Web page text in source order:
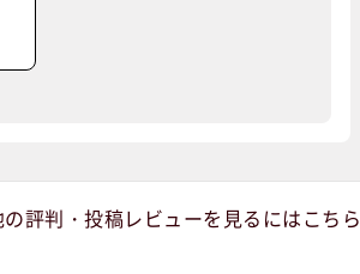
評判・投稿レビューを見るにはこちら